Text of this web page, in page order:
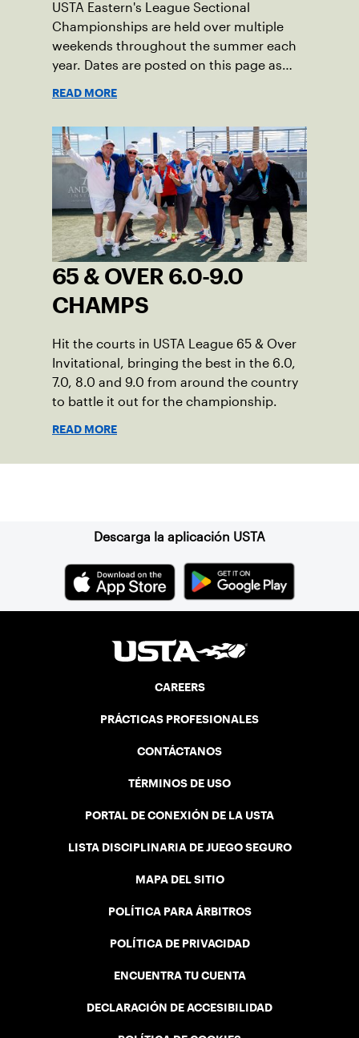
USTA Eastern's League Sectional
Championships are held over multiple
weekends throughout the summer each
year. Dates are posted on this page as
READ MORE
65 & OVER 6.0-9.0
CHAMPS
Hit the courts in USTA League 65 & Over
Invitational, bringing the best in the 6.0,
7.0, 8.0 and 9.0 from around the country
to battle it out for the championship.
READ MORE
Descarga la aplicación USTA
CAREERS
PRÁCTICAS PROFESIONALES
CONTÁCTANOS
TÉRMINOS DE USO
PORTAL DE CONEXIÓN DE LA USTA
LISTA DISCIPLINARIA DE JUEGO SEGURO
MAPA DEL SITIO
POLÍTICA PARA ÁRBITROS
POLÍTICA DE PRIVACIDAD
ENCUENTRA TU CUENTA
DECLARACIÓN DE ACCESIBILIDAD